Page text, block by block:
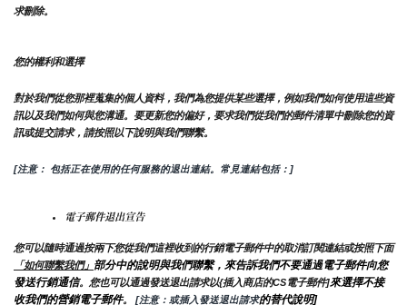
求刪除。
您的權利和選擇
對於我們從您那裡蒐集的個人資料，我們為您提供某些選擇，例如我們如何使用這些資
訊以及我們如何與您溝通。要更新您的偏好，要求我們從我們的郵件清單中刪除您的資
訊或提交請求，請按照以下說明與我們聯繫。
[注意： 包括正在使用的任何服務的退出連結。常見連結包括：]
電子郵件退出宣告
您可以隨時通過按兩下您從我們這裡收到的行銷電子郵件中的取消訂閱連結或按照下面
「如何聯繫我們」 部分中的說明與我們聯繫，來告訴我們不要通過電子郵件向您
發送行銷通信。您也可以通過發送退出請求以{插入商店的CS電子郵件]來選擇不接
收我們的營銷電子郵件。 [注意：或插入發送退出請求的替代說明]